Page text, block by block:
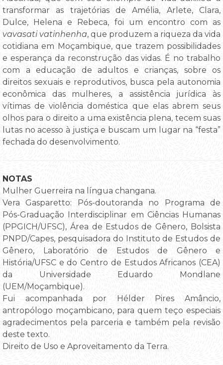
transformar as trajetórias de Amélia, Arlete, Clara,
Dulce, Helena e Rebeca, foi um encontro com as
vavasati vatinhenha, que produzem a riqueza da vida
cotidiana em Moçambique, que trazem possibilidades
e esperança da reconstrução das vidas. É no trabalho
com a educação de adultos e crianças, sobre os
direitos sexuais e reprodutivos, busca pela autonomia
econômica das mulheres, a assistência jurídica às
vítimas de violência doméstica que elas abrem seus
olhos para o direito a uma existência plena, tecem suas
lutas no acesso à justiça e buscam um lugar na “festa”
fechada do desenvolvimento.
NOTAS
Mulher Guerreira na língua changana.
Vera Gasparetto: Pós-doutoranda no Programa de
Pós-Graduação Interdisciplinar em Ciências Humanas
(PPGICH/UFSC), Área de Estudos de Gênero, Bolsista
PNPD/Capes, pesquisadora do Instituto de Estudos de
Gênero, Laboratório de Estudos de Gênero e
História/UFSC e do Centro de Estudos Africanos (CEA)
da Universidade Eduardo Mondlane
(UEM/Moçambique).
Fui acompanhada por Hélder Pires Amâncio,
antropólogo moçambicano, para quem teço especiais
agradecimentos pela parceria e também pela revisão
deste texto.
Direito de Uso e Aproveitamento da Terra.